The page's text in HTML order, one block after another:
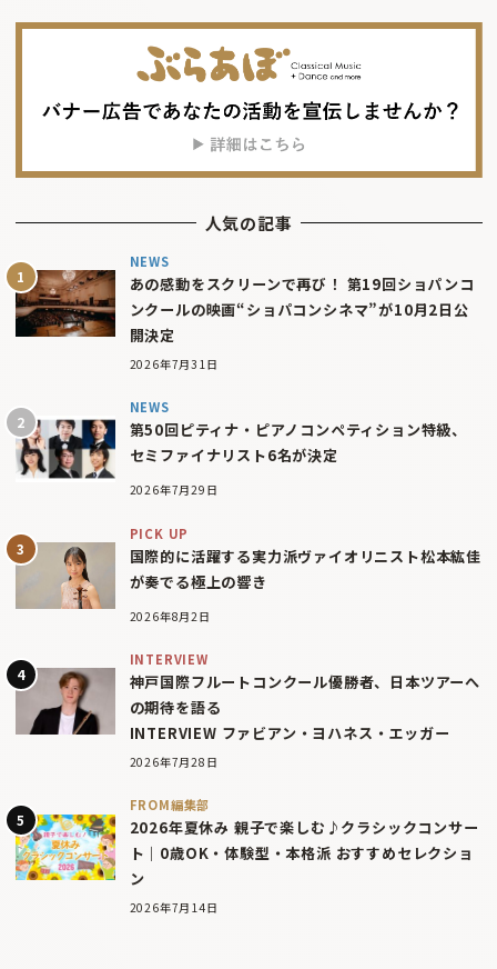
人気の記事
NEWS
あの感動をスクリーンで再び！ 第19回ショパンコ
ンクールの映画“ショパコンシネマ”が10月2日公
開決定
2026年7月31日
NEWS
第50回ピティナ・ピアノコンペティション特級、
セミファイナリスト6名が決定
2026年7月29日
PICK UP
国際的に活躍する実力派ヴァイオリニスト松本紘佳
が奏でる極上の響き
2026年8月2日
INTERVIEW
神戸国際フルートコンクール優勝者、日本ツアーへ
の期待を語る
INTERVIEW ファビアン・ヨハネス・エッガー
2026年7月28日
FROM編集部
2026年夏休み 親子で楽しむ♪クラシックコンサー
ト｜0歳OK・体験型・本格派 おすすめセレクショ
ン
2026年7月14日